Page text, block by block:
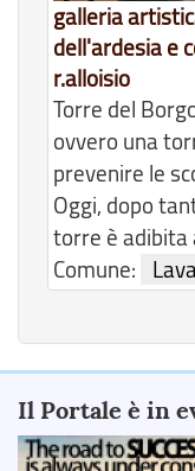
galleria
dell'ardesia e
r.alloisio
Torre del
ovvero una
prevenire le
Oggi, dopo
torre è adibita
Comune:
Il Portale è in